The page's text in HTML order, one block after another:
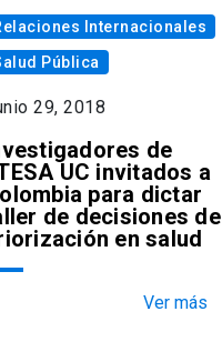
Internacionales
Pública
29, 2018
de
UC invitados a
para dictar
de decisiones de
en salud
Ver más